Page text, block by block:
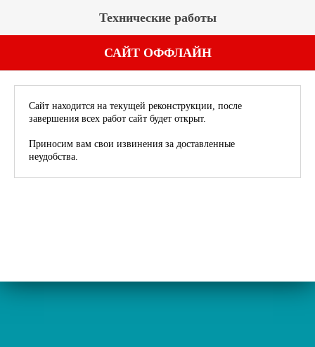
Технические работы
САЙТ ОФФЛАЙН
Сайт находится на текущей реконструкции, после
завершения всех работ сайт будет открыт.
Приносим вам свои извинения за доставленные
неудобства.